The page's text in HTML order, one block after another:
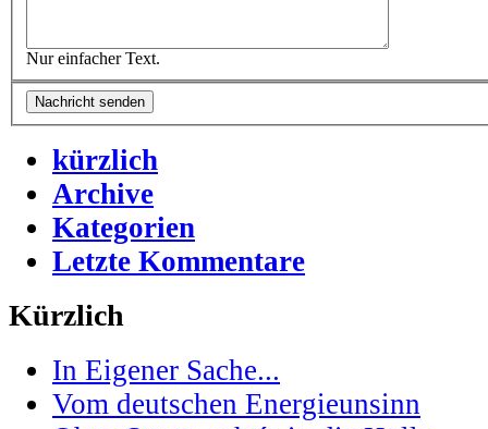
Nur einfacher Text.
kürzlich
Archive
Kategorien
Letzte Kommentare
Kürzlich
In Eigener Sache...
Vom deutschen Energieunsinn